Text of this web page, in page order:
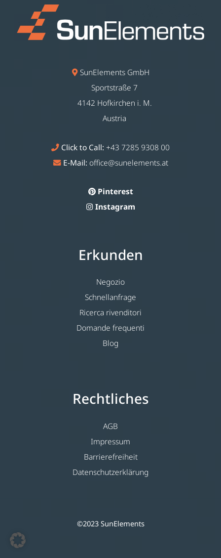
SunElements GmbH
Sportstraße 7
4142 Hofkirchen i. M.
Austria
Click to Call: +43 7285 9308 00
E-Mail: office@sunelements.at
Pinterest
Instagram
Erkunden
Negozio
Schnellanfrage
Ricerca rivenditori
Domande frequenti
Blog
Rechtliches
AGB
Impressum
Barrierefreiheit
Datenschutzerklärung
©2023 SunElements